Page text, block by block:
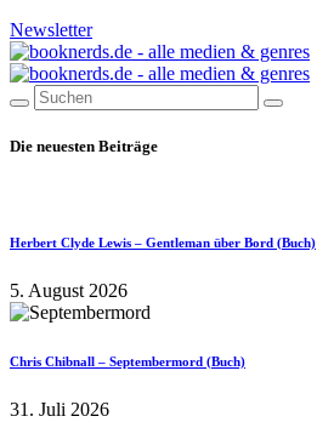
Newsletter
Die neuesten Beiträge
Herbert Clyde Lewis – Gentleman über Bord (Buch)
5. August 2026
Chris Chibnall – Septembermord (Buch)
31. Juli 2026